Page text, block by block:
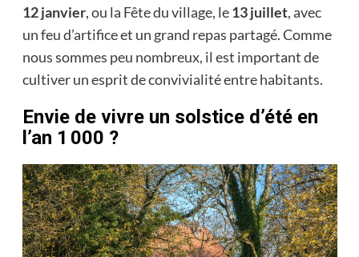
12 janvier, ou la Fête du village, le13 juillet, avec
un feu d’artifice et un grand repas partagé. Comme
nous sommes peu nombreux, il est important de
cultiver un esprit de convivialité entre habitants.
Envie de vivre un solstice d’été en
l’an 1 000 ?